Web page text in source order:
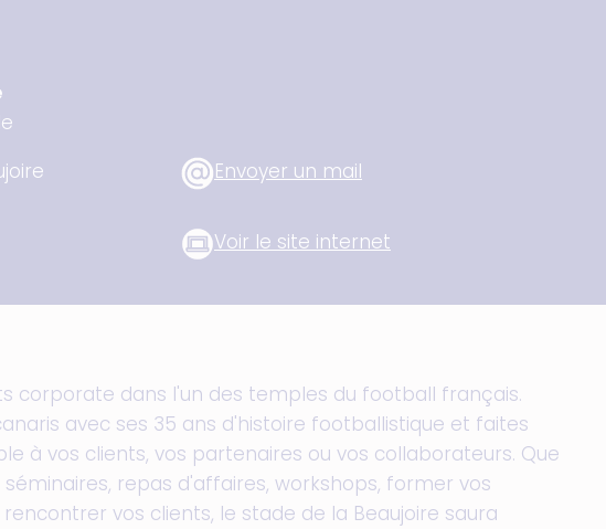
Envoyer un mail
Voir le site internet
corporate dans l'un des temples du football français.
avec ses 35 ans d'histoire footballistique et faites
à vos clients, vos partenaires ou vos collaborateurs. Que
repas d'affaires, workshops, former vos
vos clients, le stade de la Beaujoire saura